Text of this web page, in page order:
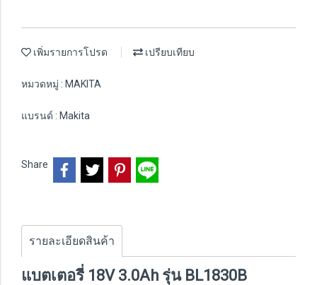
เพิ่มรายการโปรด เปรียบเทียบ
หมวดหมู่ : MAKITA
แบรนด์ : Makita
Share
รายละเอียดสินค้า
แบตเตอรี่ 18V 3.0Ah รุ่น BL1830B